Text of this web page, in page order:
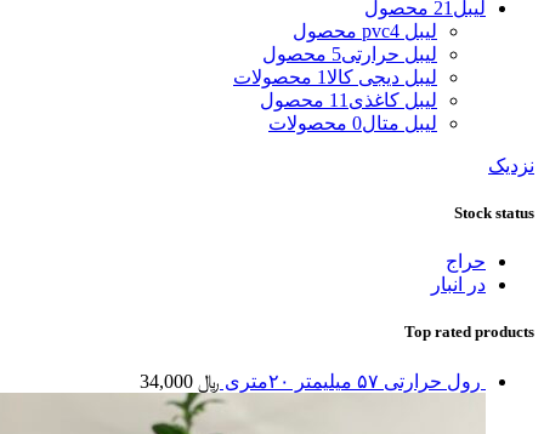
لیبل 21 محصول
لیبل pvc 4 محصول
لیبل حرارتی5 محصول
لیبل دیجی کالا1 محصولات
لیبل کاغذی 11 محصول
لیبل متال0 محصولات
نزدیک
Stock status
حراج
در انبار
Top rated products
رول حرارتی ۵۷ میلیمتر ۲۰متری ﷼